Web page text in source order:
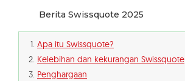
Berita Swissquote 2025
Apa itu Swissquote?
Kelebihan dan kekurangan Swissquote
Penghargaan